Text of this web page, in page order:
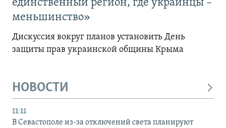
единственный регион, где украинцы –
меньшинство»
Дискуссия вокруг планов установить День
защиты прав украинской общины Крыма
НОВОСТИ
11:11
В Севастополе из-за отключений света планируют